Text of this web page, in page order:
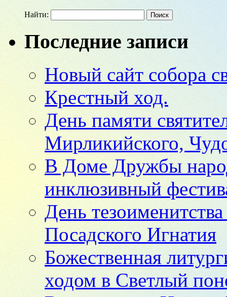
Найти:
Последние записи
Новый сайт собора
Крестный ход.
День памяти
Мирликийского,
В Доме Дружбы
инклюзивный
День
Посадского Игнатия
Божественная
ходом в Светлый